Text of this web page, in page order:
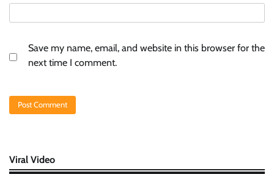
Save my name, email, and website in this browser for the
next time I comment.
Viral Video